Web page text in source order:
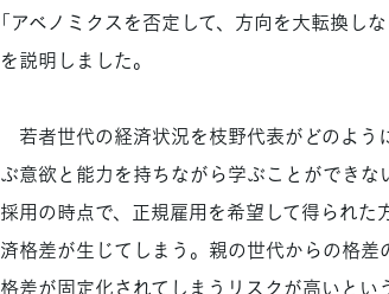
「アベノミクスを否定して、方向を大転換し
を説明しました。
若者世代の経済状況を枝野代表がどのよう
ぶ意欲と能力を持ちながら学ぶことができ
採用の時点で、正規雇用を希望して得られ
済格差が生じてしまう。親の世代からの格
格差が固定化されてしまうリスクが高いと